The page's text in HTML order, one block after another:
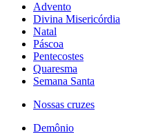
Advento
Divina Misericórdia
Natal
Páscoa
Pentecostes
Quaresma
Semana Santa
Nossas cruzes
Demônio